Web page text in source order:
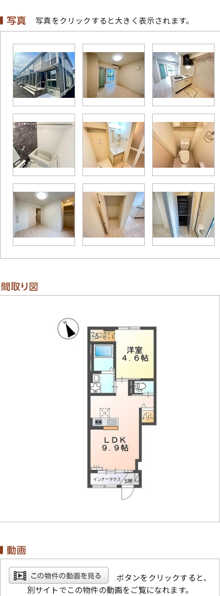
写真をクリックすると大きく表示されます。
ボタンをクリックすると、
別サイトでこの物件の動画をご覧になれます。